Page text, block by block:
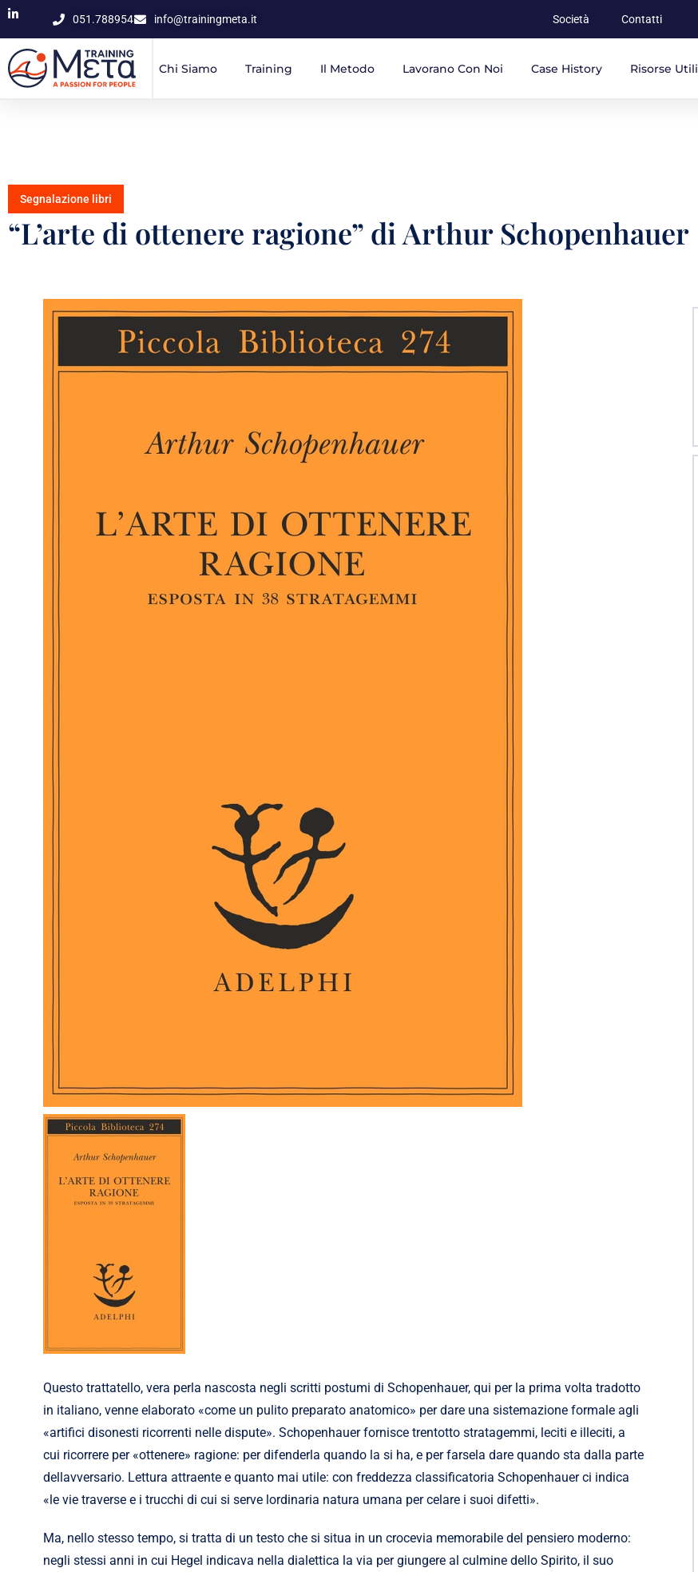
051.788954 info@trainingmeta.it Società Contatti
Chi Siamo Training Il Metodo Lavorano Con Noi Case History Risorse Utili
Segnalazione libri
“L’arte di ottenere ragione” di Arthur Schopenhauer
Questo trattatello, vera perla nascosta negli scritti postumi di Schopenhauer, qui per la prima volta tradotto
in italiano, venne elaborato «come un pulito preparato anatomico» per dare una sistemazione formale agli
«artifici disonesti ricorrenti nelle dispute». Schopenhauer fornisce trentotto stratagemmi, leciti e illeciti, a
cui ricorrere per «ottenere» ragione: per difenderla quando la si ha, e per farsela dare quando sta dalla parte
dellavversario. Lettura attraente e quanto mai utile: con freddezza classificatoria Schopenhauer ci indica
«le vie traverse e i trucchi di cui si serve lordinaria natura umana per celare i suoi difetti».
Ma, nello stesso tempo, si tratta di un testo che si situa in un crocevia memorabile del pensiero moderno:
negli stessi anni in cui Hegel indicava nella dialettica la via per giungere al culmine dello Spirito, il suo